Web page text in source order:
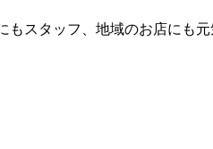
もスタッフ、地域のお店にも